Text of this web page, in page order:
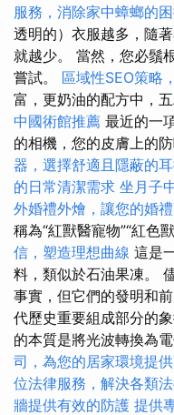
服務，消除家中蟑螂的
透明的）衣服越多，隨
就越少。 當然，您必鬚
嘗試。 區域性SEO策略
富，更奶油的配方中，
中國術館推薦 最近的一
的相機，您的皮膚上的
器，選擇舒適且隱蔽的
的日常清潔需求 坐月子
外婚禮外燴，讓您的婚
稱為“紅獸醫寵物”“紅色
信，塑造理想曲線 這是
料，類似於石油果凍。
事實，但它們的發明和
代歷史重要組成部分的象
的本質是將光波轉換為
司，為您的居家環境提
位法律服務，解決各類
牆提供有效的防護 提供